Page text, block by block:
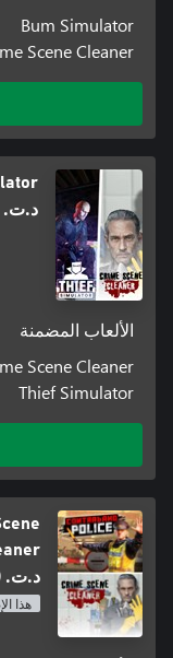
Bum Simulator
Scene Cleaner
د.ت.‏ 100,000+
الألعاب المضمنة
Scene Cleaner
Thief Simulator
د.ت.‏ 139,200+
هذا